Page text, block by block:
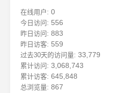
在线用户: 0
今日访问: 556
昨日访问: 883
昨日访客: 559
过去30天的访问量: 33,779
累计访问: 3,068,743
累计访客: 645,848
总浏览量: 867